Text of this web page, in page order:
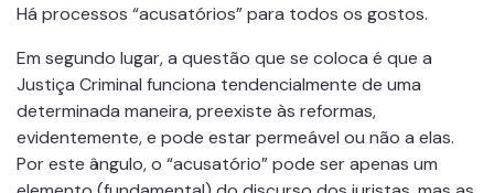
Há processos “acusatórios” para todos os gostos.
Em segundo lugar, a questão que se coloca é que a
Justiça Criminal funciona tendencialmente de uma
determinada maneira, preexiste às reformas,
evidentemente, e pode estar permeável ou não a elas.
Por este ângulo, o “acusatório” pode ser apenas um